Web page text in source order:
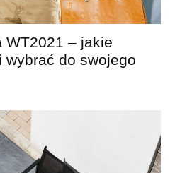
WT2021 – jakie
wybrać do swojego